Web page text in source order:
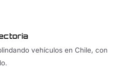
vehículos en Chile, con